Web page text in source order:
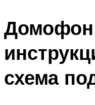
Домофон
схема